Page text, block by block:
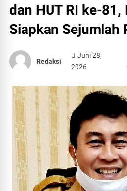
dan HUT RI ke-81,
Siapkan Sejumlah
Redaksi
Juni 28,
2026